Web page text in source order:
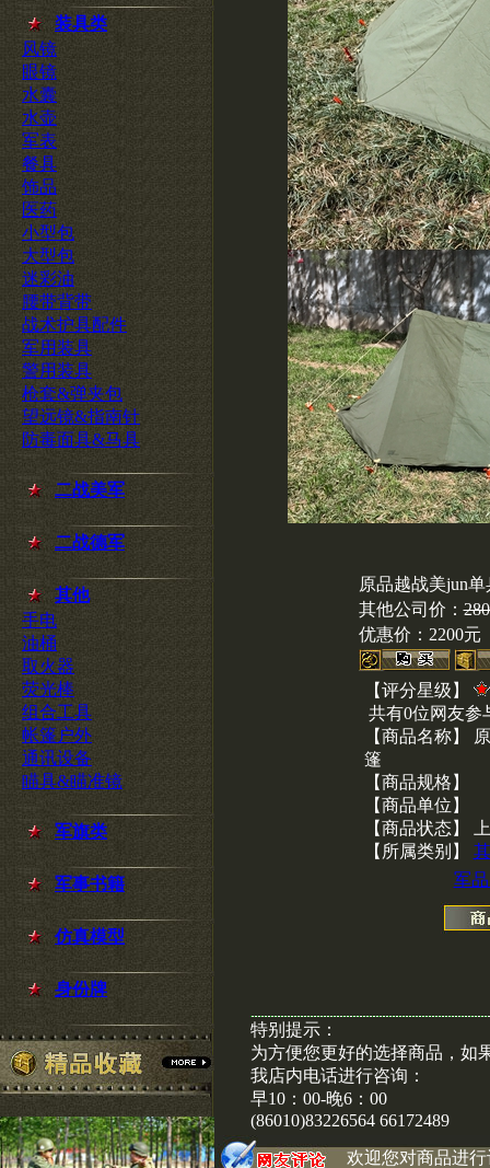
装具类
风镜
眼镜
水囊
水壶
军表
餐具
饰品
医药
小型包
大型包
迷彩油
腰带背带
战术护具配件
军用装具
警用装具
枪套&弹夹包
望远镜&指南针
防毒面具&马具
二战美军
二战德军
其他
手电
油桶
取火器
荧光棒
组合工具
帐篷户外
通讯设备
瞄具&瞄准镜
军旗类
军事书籍
仿真模型
身份牌
原品越战美jun
其他公司价：
优惠价： 2200元
【评分星级】
共有0位网友参
【商品名称】
篷
【商品规格】
【商品单位】
【商品状态】
【所属类别】
军
特别提示：
为方便您更好的选择商品，如
我店内电话进行咨询：
早10：00-晚6：00
(86010)83226564 66172489
欢迎您对商品进